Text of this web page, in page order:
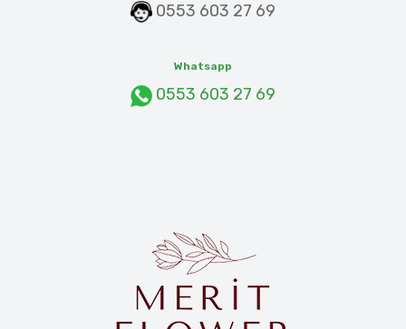
0553 603 27 69
Whatsapp
0553 603 27 69